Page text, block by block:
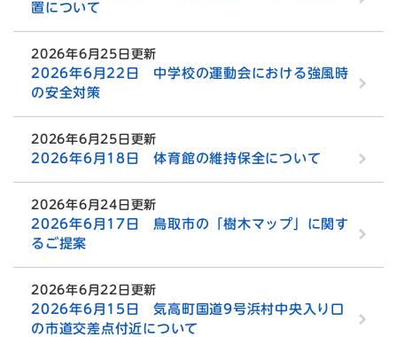
置について
2026年6月25日更新
2026年6月22日 中学校の運動会における強風時
の安全対策
2026年6月25日更新
2026年6月18日 体育館の維持保全について
2026年6月24日更新
2026年6月17日 鳥取市の「樹木マップ」に関す
るご提案
2026年6月22日更新
2026年6月15日 気高町国道9号浜村中央入り口
の市道交差点付近について